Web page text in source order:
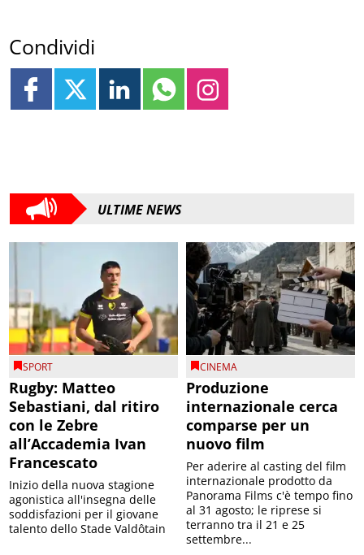
Condividi
ULTIME NEWS
SPORT
Rugby: Matteo
Sebastiani, dal ritiro
con le Zebre
all’Accademia Ivan
Francescato
Inizio della nuova stagione
agonistica all'insegna delle
soddisfazioni per il giovane
talento dello Stade Valdôtain
CINEMA
Produzione
internazionale cerca
comparse per un
nuovo film
Per aderire al casting del film
internazionale prodotto da
Panorama Films c'è tempo fino
al 31 agosto; le riprese si
terranno tra il 21 e 25
settembre...